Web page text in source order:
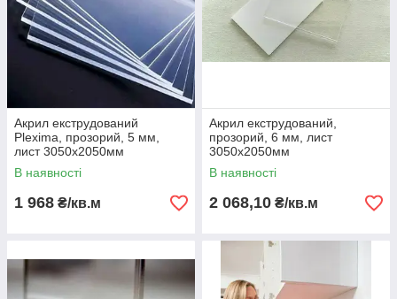
Акрил екструдований
Plexima, прозорий, 5 мм,
лист 3050х2050мм
В наявності
1 968 ₴/кв.м
Акрил екструдований,
прозорий, 6 мм, лист
3050х2050мм
В наявності
2 068,10 ₴/кв.м